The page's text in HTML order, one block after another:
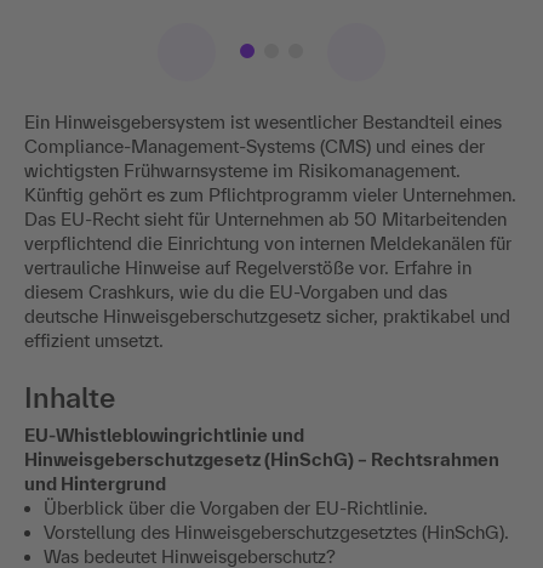
Ein Hinweisgebersystem ist wesentlicher Bestandteil eines
Compliance-Management-Systems (CMS) und eines der
wichtigsten Frühwarnsysteme im Risikomanagement.
Künftig gehört es zum Pflichtprogramm vieler Unternehmen.
Das EU-Recht sieht für Unternehmen ab 50 Mitarbeitenden
verpflichtend die Einrichtung von internen Meldekanälen für
vertrauliche Hinweise auf Regelverstöße vor. Erfahre in
diesem Crashkurs, wie du die EU-Vorgaben und das
deutsche Hinweisgeberschutzgesetz sicher, praktikabel und
effizient umsetzt.
Inhalte
EU-Whistleblowingrichtlinie und
Hinweisgeberschutzgesetz (HinSchG) – Rechtsrahmen
und Hintergrund
Überblick über die Vorgaben der EU-Richtlinie.
Vorstellung des Hinweisgeberschutzgesetztes (HinSchG).
Was bedeutet Hinweisgeberschutz?